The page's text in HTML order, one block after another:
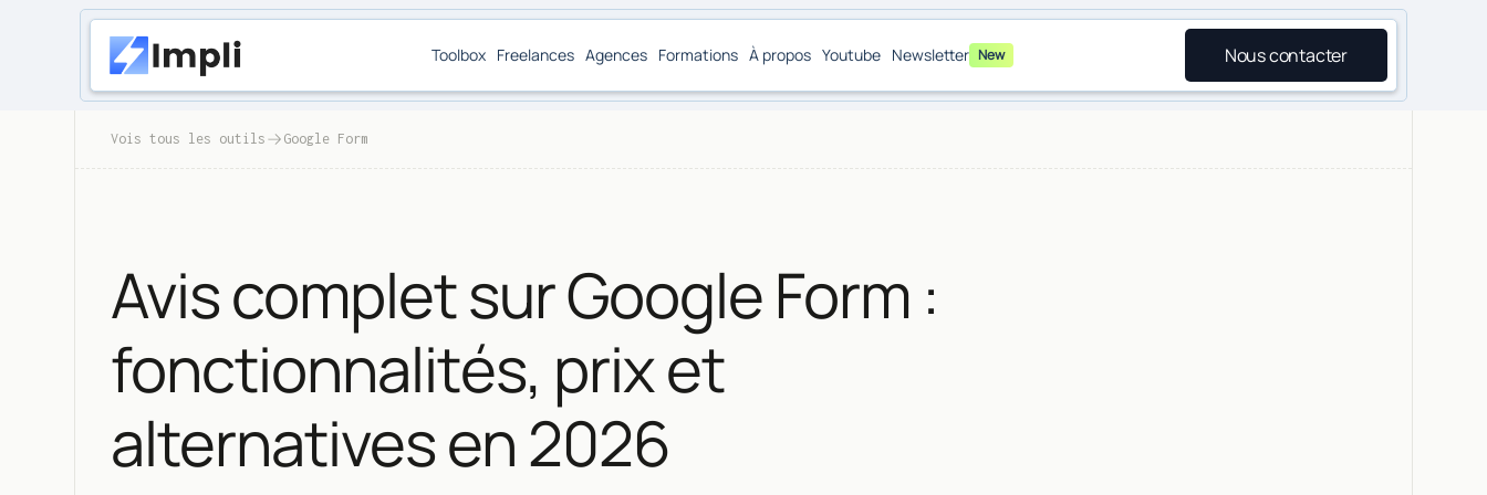
Toolbox Freelances Agences Formations À propos Youtube Newsletter New Nous contacter
Vois tous les outils Google Form
Avis complet sur Google Form :
fonctionnalités, prix et
alternatives en 2026